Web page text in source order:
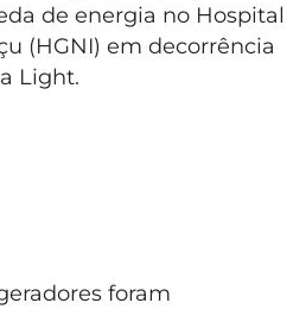
de energia no Hospital
(HGNI) em decorrência
Light.
foram